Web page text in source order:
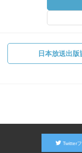
日本放送出
Twitter